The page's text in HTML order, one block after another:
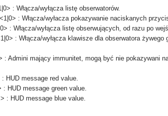
: Włącza/wyłącza listę obserwatorów.
: Włącza/wyłacza pokazywanie naciskanych
: Włącza/wyłącza listę obserwujących, od razu po
: Włącza/wyłącza klawisze dla obserwatora
: Admini mający immunitet, mogą być nie pokazywani
HUD message red value.
HUD message green value.
: HUD message blue value.